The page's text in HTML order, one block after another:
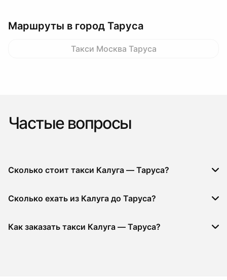
Маршруты в город Таруса
Такси Москва Таруса
Частые вопросы
Сколько стоит такси Калуга — Таруса?
Сколько ехать из Калуга до Таруса?
Как заказать такси Калуга — Таруса?